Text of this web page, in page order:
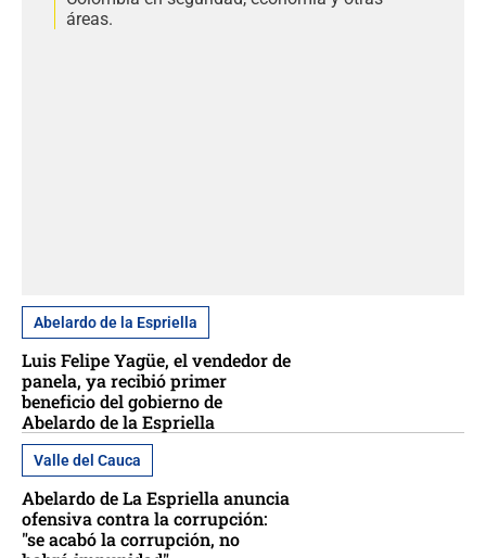
áreas.
Abelardo de la Espriella
Luis Felipe Yagüe, el vendedor de
panela, ya recibió primer
beneficio del gobierno de
Abelardo de la Espriella
Valle del Cauca
Abelardo de La Espriella anuncia
ofensiva contra la corrupción:
"se acabó la corrupción, no